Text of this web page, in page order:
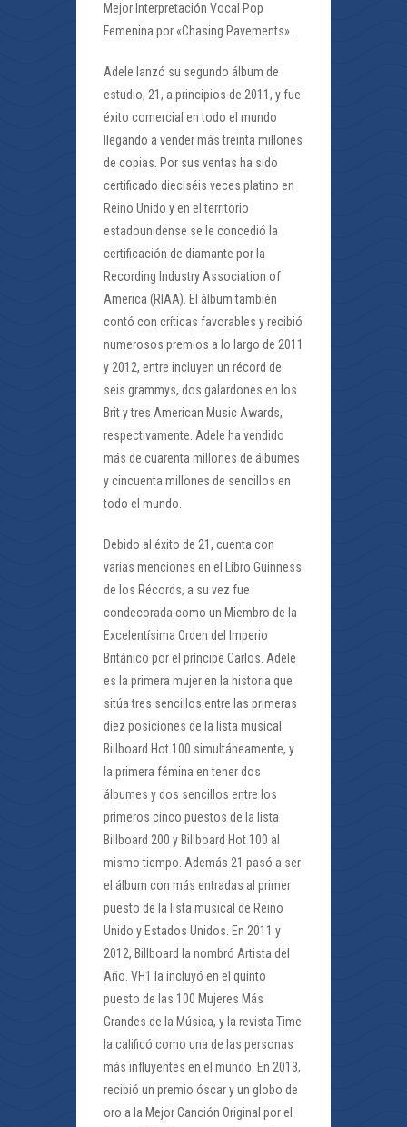
Mejor Interpretación Vocal Pop
Femenina por «Chasing Pavements».
Adele lanzó su segundo álbum de
estudio, 21, a principios de 2011, y fue
éxito comercial en todo el mundo
llegando a vender más treinta millones
de copias. Por sus ventas ha sido
certificado dieciséis veces platino en
Reino Unido y en el territorio
estadounidense se le concedió la
certificación de diamante por la
Recording Industry Association of
America (RIAA). El álbum también
contó con críticas favorables y recibió
numerosos premios a lo largo de 2011
y 2012, entre incluyen un récord de
seis grammys, dos galardones en los
Brit y tres American Music Awards,
respectivamente. Adele ha vendido
más de cuarenta millones de álbumes
y cincuenta millones de sencillos en
todo el mundo.
Debido al éxito de 21, cuenta con
varias menciones en el Libro Guinness
de los Récords, a su vez fue
condecorada como un Miembro de la
Excelentísima Orden del Imperio
Británico por el príncipe Carlos. Adele
es la primera mujer en la historia que
sitúa tres sencillos entre las primeras
diez posiciones de la lista musical
Billboard Hot 100 simultáneamente, y
la primera fémina en tener dos
álbumes y dos sencillos entre los
primeros cinco puestos de la lista
Billboard 200 y Billboard Hot 100 al
mismo tiempo. Además 21 pasó a ser
el álbum con más entradas al primer
puesto de la lista musical de Reino
Unido y Estados Unidos. En 2011 y
2012, Billboard la nombró Artista del
Año. VH1 la incluyó en el quinto
puesto de las 100 Mujeres Más
Grandes de la Música, y la revista Time
la calificó como una de las personas
más influyentes en el mundo. En 2013,
recibió un premio óscar y un globo de
oro a la Mejor Canción Original por el